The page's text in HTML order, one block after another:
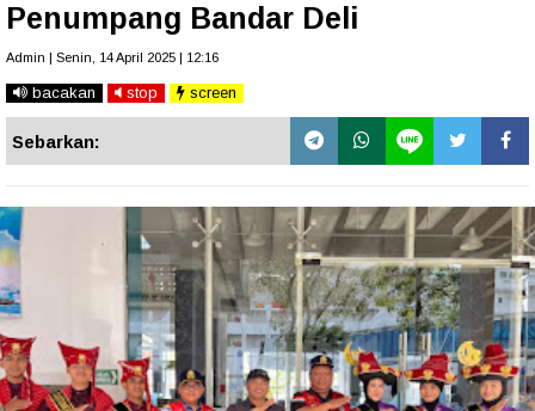
Penumpang Bandar Deli
Admin | Senin, 14 April 2025 | 12:16
bacakan stop screen
Sebarkan: